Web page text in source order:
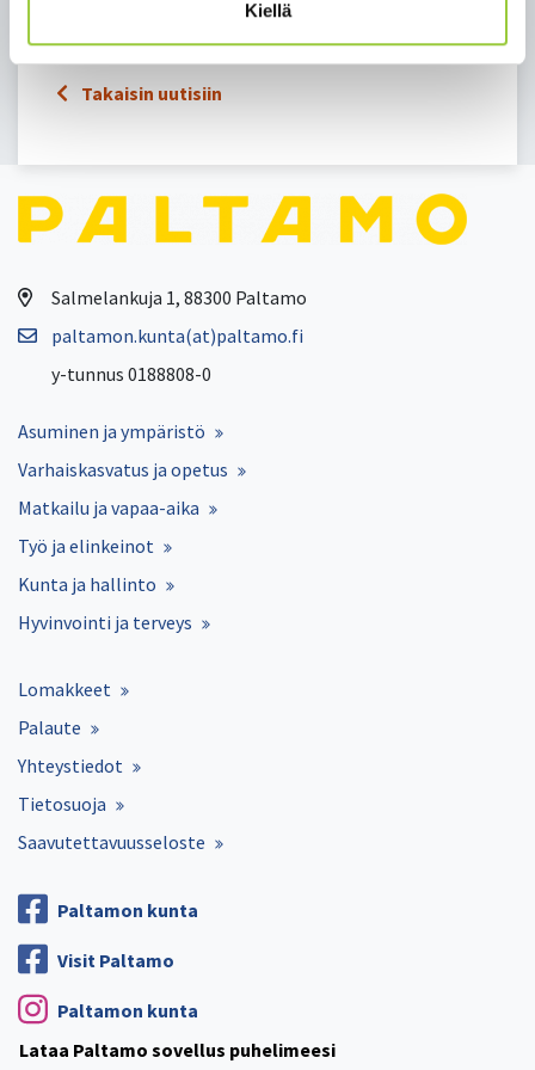
Kiellä
Takaisin uutisiin
Salmelankuja 1, 88300 Paltamo
paltamon.kunta(at)paltamo.fi
y-tunnus 0188808-0
Asuminen ja ympäristö
Varhaiskasvatus ja opetus
Matkailu ja vapaa-aika
Työ ja elinkeinot
Kunta ja hallinto
Hyvinvointi ja terveys
Lomakkeet
Palaute
Yhteystiedot
Tietosuoja
Saavutettavuusseloste
Paltamon kunta
Visit Paltamo
Paltamon kunta
Lataa Paltamo sovellus puhelimeesi